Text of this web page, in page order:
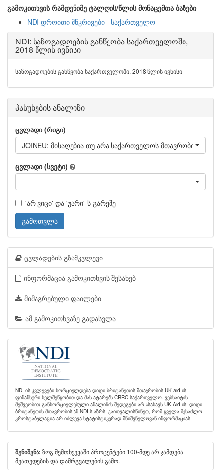
გამოკითხვის რამდენიმე ტალღის/წლის მონაცემთა ბაზები
NDI დროითი მწკრივები - საქართველო
NDI: საზოგადოების განწყობა საქართველოში,
2018 წლის ივნისი
საზოგადოების განწყობა საქართველოში, 2018 წლის ივნისი
პასუხების ანალიზი
ცვლადი (რიგი)
JOINEU: მისაღებია თუ არა საქართველოს მთავრობის
ცვლადი (სვეტი)
'არ ვიცი' და 'უარი'-ს გარეშე
გამოთვლა
ცვლადების გზამკვლევი
ინფორმაცია გამოკითხვის შესახებ
მიმაგრებული ფაილები
ამ გამოკითხვაზე გადასვლა
NDI-ის კვლევები ხორციელდება დიდი ბრიტანეთის მთავრობის UK aid-ის
ფინანსური ხელშეწყობით და მას ატარებს CRRC საქართველო. ვებსაიტის
მეშვეობით განხორციელებული ანალიზის შედეგები არ ასახავს UK Aid-ის, დიდი
ბრიტანეთის მთავრობის ან NDI-ს აზრს. გაითვალისწინეთ, რომ ყველა შესაძლო
კროსტაბულაცია არ იძლევა სტატისტიკურად მნიშვნელოვან ინფორმაციას.
შენიშვნა: ზოგ შემთხვევაში პროცენტები 100-მდე არ ჯამდება
მეათედების და დამრგვალების გამო.